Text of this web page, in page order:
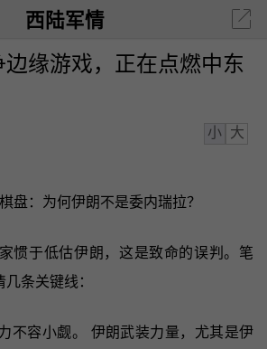
西陆军情
缘游戏，正在点燃中东
小 大
盘：为何伊朗不是委内瑞拉？
惯于低估伊朗，这是致命的误判。笔
条关键线：
不容小觑。 伊朗武装力量，尤其是伊